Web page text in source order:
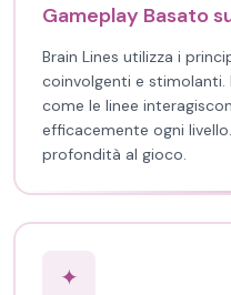
Gameplay Basato
Brain Lines utilizza i
coinvolgenti e
come le linee
efficacemente ogni
profondità al gioco.
✦